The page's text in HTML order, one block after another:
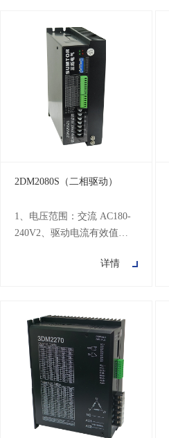
动半流功能6、八档输出相电
流设置7、具有相位记忆功能
（保持电机上下电位置不
变）8、具有脱机命令输入端
子9、电机的扭矩与它的转速
有关，而与电机每转的步数
无关10、高
2DM2080S（二相驱动）
1、电压范围：交流 AC180-
240V2、驱动电流有效值：
16 档细分可调，设定范围
忆功能：断电时能自动记忆
电机转子位置6、保护功能：
过热保护/过流保护、相间短
路保护、过压保护7、自动半
流：输入脉冲脉冲停止超过
100ms 时自动减半8、全隔
离：信号输
详情